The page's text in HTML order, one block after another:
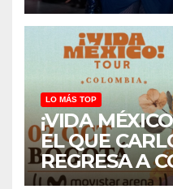
LO MÁS TOP
¡VIDA
EL QUE
REGRESA A